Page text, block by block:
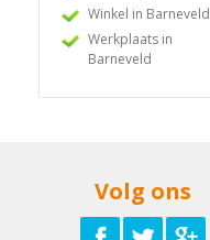
Winkel in Barneveld
Werkplaats in
Barneveld
Volg ons